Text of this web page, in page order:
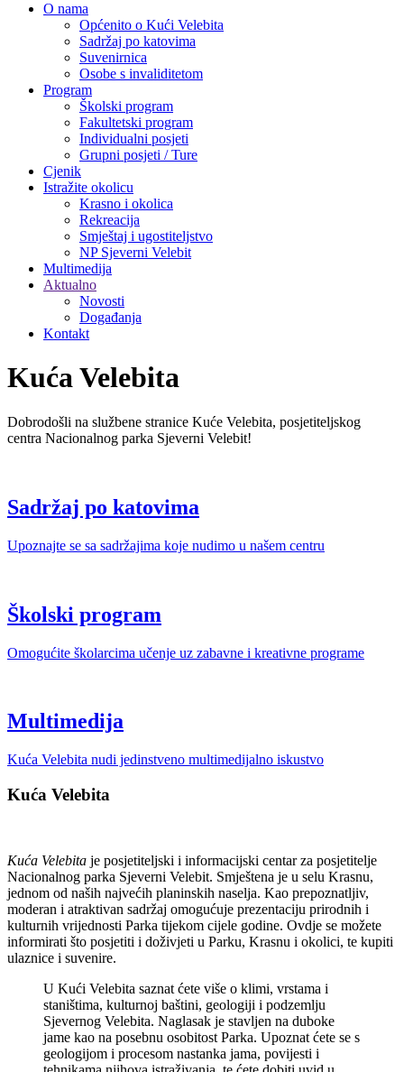
O nama
Općenito o Kući Velebita
Sadržaj po katovima
Suvenirnica
Osobe s invaliditetom
Program
Školski program
Fakultetski program
Individualni posjeti
Grupni posjeti / Ture
Cjenik
Istražite okolicu
Krasno i okolica
Rekreacija
Smještaj i ugostiteljstvo
NP Sjeverni Velebit
Multimedija
Aktualno
Novosti
Događanja
Kontakt
Kuća Velebita
Dobrodošli na službene stranice Kuće Velebita, posjetiteljskog
centra Nacionalnog parka Sjeverni Velebit!
Sadržaj po katovima
Upoznajte se sa sadržajima koje nudimo u našem centru
Školski program
Omogućite školarcima učenje uz zabavne i kreativne programe
Multimedija
Kuća Velebita nudi jedinstveno multimedijalno iskustvo
Kuća Velebita
Kuća Velebita je posjetiteljski i informacijski centar za posjetitelje
Nacionalnog parka Sjeverni Velebit. Smještena je u selu Krasnu,
jednom od naših najvećih planinskih naselja. Kao prepoznatljiv,
moderan i atraktivan sadržaj omogućuje prezentaciju prirodnih i
kulturnih vrijednosti Parka tijekom cijele godine. Ovdje se možete
informirati što posjetiti i doživjeti u Parku, Krasnu i okolici, te kupiti
ulaznice i suvenire.
U Kući Velebita saznat ćete više o klimi, vrstama i
staništima, kulturnoj baštini, geologiji i podzemlju
Sjevernog Velebita. Naglasak je stavljen na duboke
jame kao na posebnu osobitost Parka. Upoznat ćete se s
geologijom i procesom nastanka jama, povijesti i